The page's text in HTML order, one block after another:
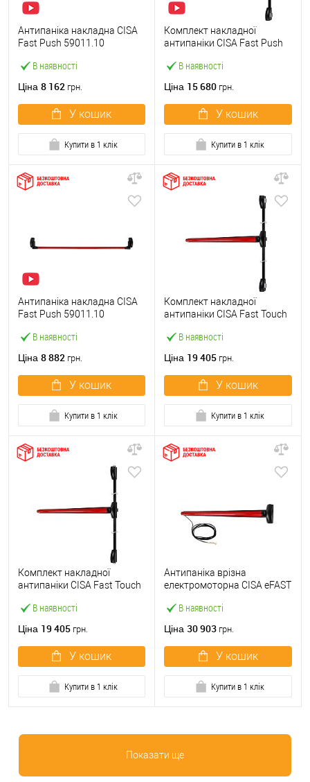
В наявності
Антипаніка накладна CISA
Fast Push 59011.10
штангою 900 мм червона
Ціна 8 162 грн.
У кошик
Купити в 1 клік
В наявності
Комплект накладної
антипаніки CISA Fast Push
точковий вбік червона
Ціна 15 680 грн.
У кошик
Купити в 1 клік
В наявності
Антипаніка накладна CISA
Fast Push 59011.10
штангою 1500 мм червона
Ціна 8 882 грн.
У кошик
Купити в 1 клік
В наявності
Комплект накладної
антипаніки CISA Fast Touch
точковий вбік червона
Ціна 19 405 грн.
У кошик
Купити в 1 клік
В наявності
Комплект накладної
антипаніки CISA Fast Touch
точковий вверх-вниз
Ціна 19 405 грн.
У кошик
Купити в 1 клік
В наявності
Антипаніка врізна
електромоторна CISA eFAST
Ціна 30 903 грн.
У кошик
Купити в 1 клік
Показати ще